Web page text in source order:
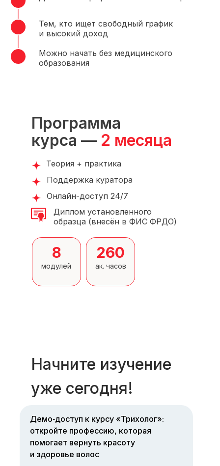
Тем, кто ищет свободный график
и высокий доход
Можно начать без медицинского
образования
Программа
курса — 2 месяца
Теория + практика
Поддержка куратора
Диплом установленного
образца (внесён в ФИС ФРДО)
8
ак. часов
модулей
260
Онлайн-доступ 24/7
Начните изучение
уже сегодня!
Демо‑доступ к курсу «Трихолог»:
откройте профессию, которая
помогает вернуть красоту
и здоровье волос